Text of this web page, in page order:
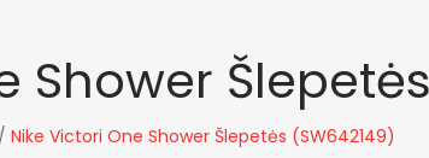
Shower
Nike Victori One Shower Šlepetės (SW642149)